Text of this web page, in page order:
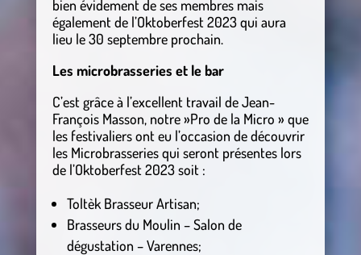
bien évidement de ses membres mais
également de l’Oktoberfest 2023 qui aura
lieu le 30 septembre prochain.
Les microbrasseries et le bar
C’est grâce à l’excellent travail de Jean-
François Masson, notre »Pro de la Micro » que
les festivaliers ont eu l’occasion de découvrir
les Microbrasseries qui seront présentes lors
de l’Oktoberfest 2023 soit :
Toltèk Brasseur Artisan;
Brasseurs du Moulin – Salon de
dégustation – Varennes;